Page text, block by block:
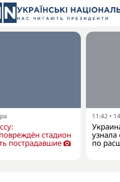
стадион
пострадавшие
11:42 •
узнала
по